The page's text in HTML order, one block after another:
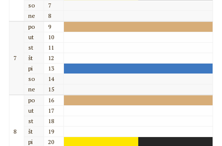
so
7
ne
8
7
po
9
ut
10
st
11
št
12
pi
13
so
14
ne
15
8
po
16
ut
17
st
18
št
19
pi
20